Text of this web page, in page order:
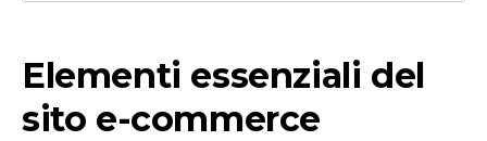
Elementi essenziali del
sito e-commerce